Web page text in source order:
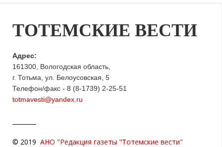
ТОТЕМСКИЕ ВЕСТИ
Адрес:
161300, Вологодская область,
г. Тотьма, ул. Белоусовская, 5
Телефон/факс - 8 (8-1739) 2-25-51
totmavesti@yandex.ru
© 2019 АНО "Редакция газеты "Тотемские вести"